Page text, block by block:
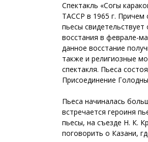
Спектакль «Соңгы
ТАССР в 1965 г. Причем
пьесы
восстания в феврале-
данное восстание
также и религиозные
спектакля. Пьеса
Присоединение
Пьеса начиналась
встречается героиня
пьесы, на съезде Н. К.
поговорить о Казани,